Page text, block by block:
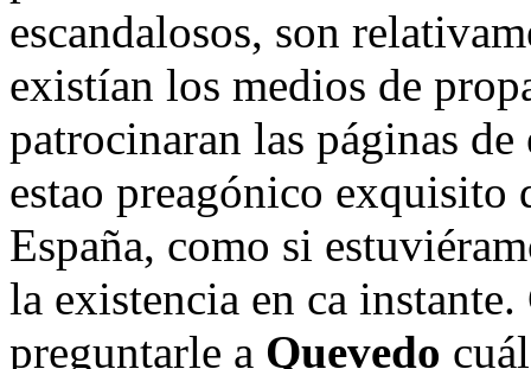
escandalosos, son
existían los medios de
patrocinaran las páginas
estao preagónico exquisito
España, como si
la existencia en ca
preguntarle a Quevedo